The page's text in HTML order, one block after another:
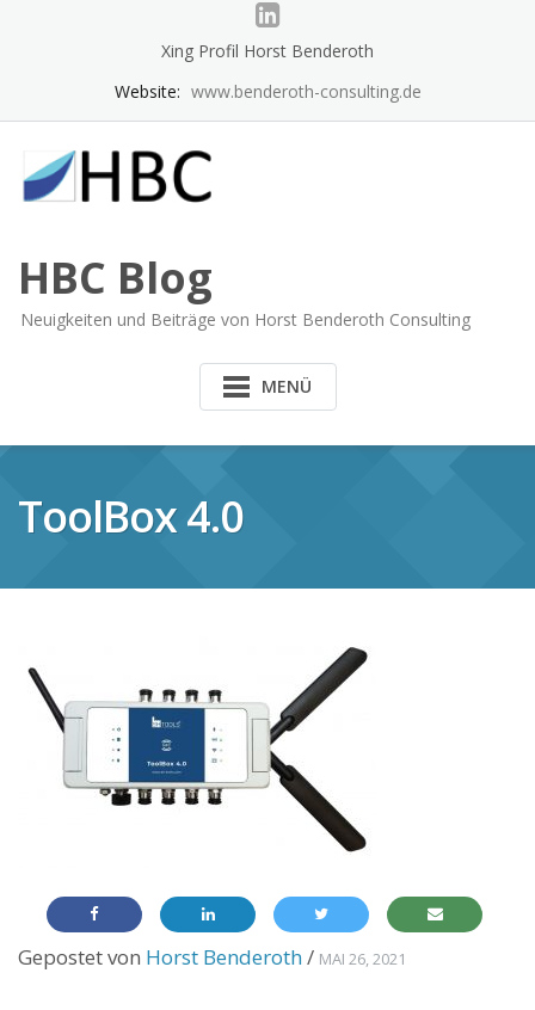
Xing Profil Horst Benderoth
Website: www.benderoth-consulting.de
HBC Blog
Neuigkeiten und Beiträge von Horst Benderoth Consulting
MENÜ
ToolBox 4.0
Gepostet von Horst Benderoth/ MAI 26, 2021